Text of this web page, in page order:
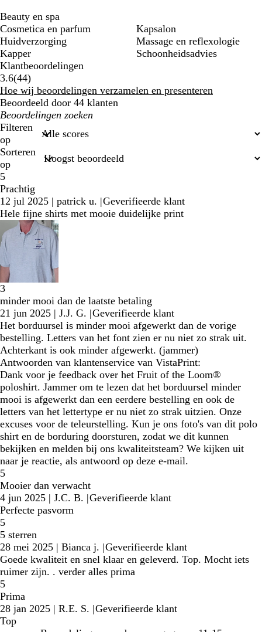
Beauty en spa
Cosmetica en parfum
Huidverzorging
Kapper
Kapsalon
Massage en reflexologie
Schoonheidsadvies
Klantbeoordelingen
3.6(4444
klantbeoordelingen
)
Hoe wij beoordelingen verzamelen en presenteren
Beoordeeld door 44 klanten
Mijn
zoekopdrachten
Filteren
op
Sorteren
op
5
Prachtig
12 jul 2025 | patrick u. |Geverifieerde klant
Hele fijne shirts met mooie duidelijke print
3
minder mooi dan de laatste betaling
21 jun 2025 | J.J. G. |Geverifieerde klant
Het borduursel is minder mooi afgewerkt dan de vorige
bestelling. Letters van het font zien er nu niet zo strak uit.
Achterkant is ook minder afgewerkt. (jammer)
Antwoorden van klantenservice van VistaPrint:
Dank voor je feedback over het Fruit of the Loom®
poloshirt. Jammer om te lezen dat het borduursel minder
mooi is afgewerkt dan een eerdere bestelling en ook de
letters van het lettertype er nu niet zo strak uitzien. Onze
excuses voor de teleurstelling. Kun je ons foto's van dit polo
shirt en de borduring doorsturen, zodat we dit kunnen
bekijken en melden bij ons kwaliteitsteam? We kijken uit
naar je reactie, als antwoord op deze e-mail.
5
Mooier dan verwacht
4 jun 2025 | J.C. B. |Geverifieerde klant
Perfecte pasvorm
5
5 sterren
28 mei 2025 | Bianca j. |Geverifieerde klant
Goede kwaliteit en snel klaar en geleverd. Top. Mocht iets
ruimer zijn. . verder alles prima
5
Prima
28 jan 2025 | R.E. S. |Geverifieerde klant
Top